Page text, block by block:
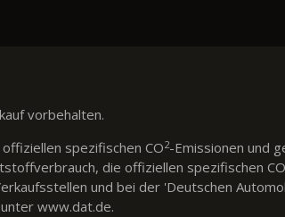
vorbehalten.
spezifischen CO2-Emissionen und
die offiziellen spezifischen CO
und bei der 'Deutschen
www.dat.de.